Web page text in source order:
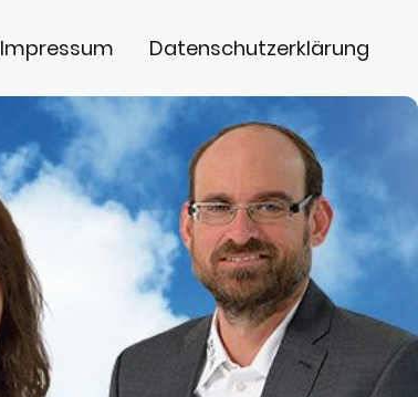
Impressum Datenschutzerklärung